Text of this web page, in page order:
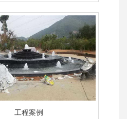
工程案例